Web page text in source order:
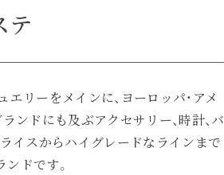
テ
リーをメインに、ヨーロッパ・アメ
ンドにも及ぶアクセサリー、時計、バ
ライスからハイグレードなラインまで
ドです。